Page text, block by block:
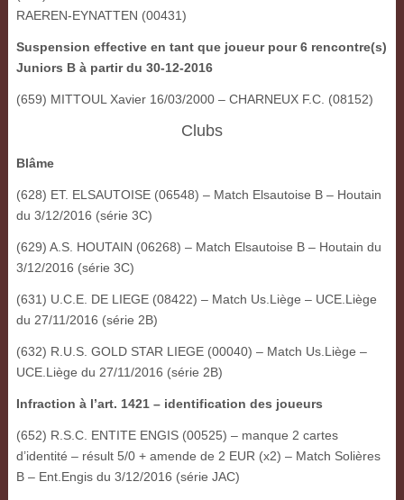
RAEREN-EYNATTEN (00431)
Suspension effective en tant que joueur pour 6 rencontre(s)
Juniors B à partir du 30-12-2016
(659) MITTOUL Xavier 16/03/2000 – CHARNEUX F.C. (08152)
Clubs
Blâme
(628) ET. ELSAUTOISE (06548) – Match Elsautoise B – Houtain
du 3/12/2016 (série 3C)
(629) A.S. HOUTAIN (06268) – Match Elsautoise B – Houtain du
3/12/2016 (série 3C)
(631) U.C.E. DE LIEGE (08422) – Match Us.Liège – UCE.Liège
du 27/11/2016 (série 2B)
(632) R.U.S. GOLD STAR LIEGE (00040) – Match Us.Liège –
UCE.Liège du 27/11/2016 (série 2B)
Infraction à l’art. 1421 – identification des joueurs
(652) R.S.C. ENTITE ENGIS (00525) – manque 2 cartes
d’identité – résult 5/0 + amende de 2 EUR (x2) – Match Solières
B – Ent.Engis du 3/12/2016 (série JAC)